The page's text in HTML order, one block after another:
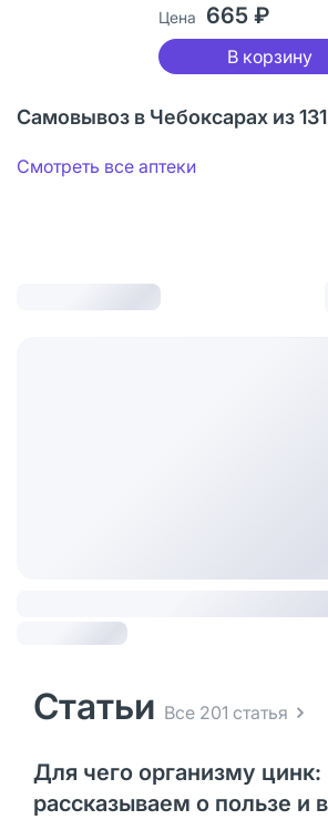
Цена 665 ₽
В корзину
Самовывоз в Чебоксарах из
Смотреть все аптеки
Статьи Все 201 статья
Для чего организму цинк:
рассказываем о пользе и